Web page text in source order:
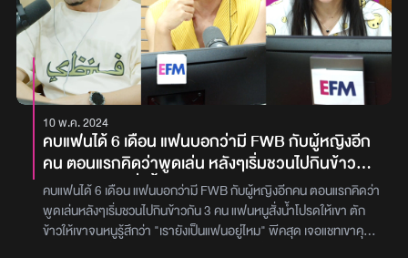
10 พ.ค. 2024
คบแฟนได้ 6 เดือน แฟนบอกว่ามี FWB กับผู้หญิงอีก
คน ตอนแรกคิดว่าพูดเล่น หลังๆเริ่มชวนไปกินข้าวกัน
3 คน แฟนหนูสั่งน้ำโปรดให้เขา ตักข้าวให้เขา จนหนู
รู้สึกว่า "เรายังเป็นแฟนอยู่ไหม" พีคสุด เจอแชทเขาคุย
เสียวกัน
คบแฟนได้ 6 เดือน แฟนบอกว่ามี FWB กับผู้หญิงอีกคน ตอนแรกคิดว่า
พูดเล่นหลังๆเริ่มชวนไปกินข้าวกัน 3 คน แฟนหนูสั่งน้ำโปรดให้เขา ตัก
ข้าวให้เขาจนหนูรู้สึกว่า "เรายังเป็นแฟนอยู่ไหม" พีคสุด เจอแชทเขาคุย